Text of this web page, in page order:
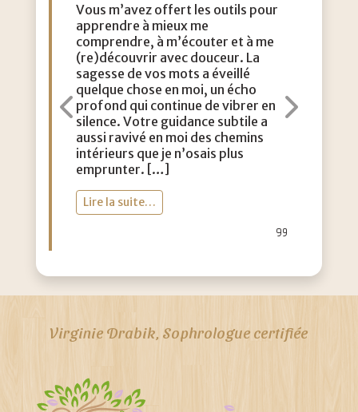
Vous m’avez offert les outils pour
apprendre à mieux me
comprendre, à m’écouter et à me
(re)découvrir avec douceur. La
sagesse de vos mots a éveillé
quelque chose en moi, un écho
profond qui continue de vibrer en
silence. Votre guidance subtile a
aussi ravivé en moi des chemins
intérieurs que je n’osais plus
emprunter. […]
Lire la suite…
Précédent
Virginie Drabik, Sophrologue certifiée